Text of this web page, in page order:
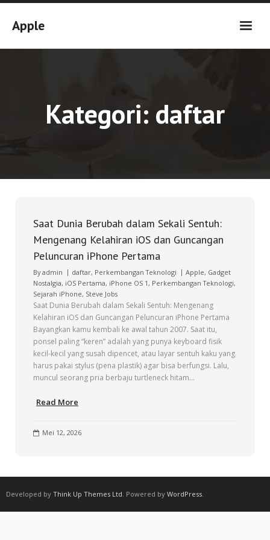
Skip
contentApple
Kategori: daftar
Saat Dunia Berubah dalam Sekali Sentuh:
Mengenang Kelahiran iOS dan Guncangan
Peluncuran iPhone Pertama
Byadmin daftar, Perkembangan Teknologi Apple, Gadget
Nostalgia, iOS Pertama, iPhone OS 1, Perkembangan Teknologi,
Sejarah iPhone, Steve Jobs
Saat Dunia Berubah dalam Sekali Sentuh: Mengenang
Kelahiran iOS dan Guncangan Peluncuran iPhone Pertama
Bayangkan kamu kembali ke awal tahun 2007. Saat itu,
ponsel paling “keren” adalah yang punya keyboard fisik
kecil-kecil yang susah dipencet, atau layar sentuh kaku yang
harus pakai stylus (pena plastik) agar bisa berfungsi. Lalu,
muncul seorang pria berbaju turtleneck hitam…
Read More
Mei 12, 2026
Developed by Think Up Themes Ltd. Powered by WordPress.